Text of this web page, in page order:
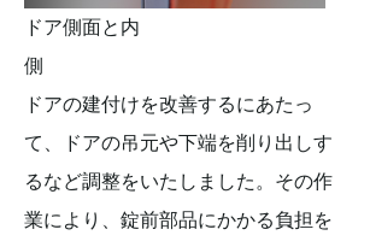
ドア側面と内
ドアの建付けを改善するにあたっ
て、ドアの吊元や下端を削り出しす
るなど調整をいたしました。その作
業により、錠前部品にかかる負担を